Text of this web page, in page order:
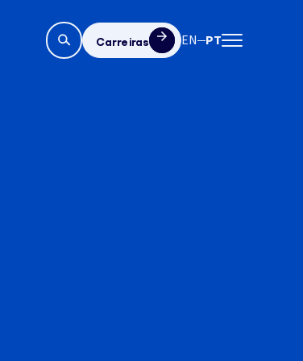
Carreiras EN PT